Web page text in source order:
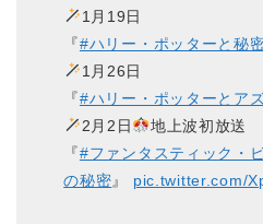
1月19日
『#ハリー・ポッターと秘
1月26日
『#ハリー・ポッターとア
2月2日
地上波初放送
『#ファンタスティック・
の秘密』 pic.twitter.com/